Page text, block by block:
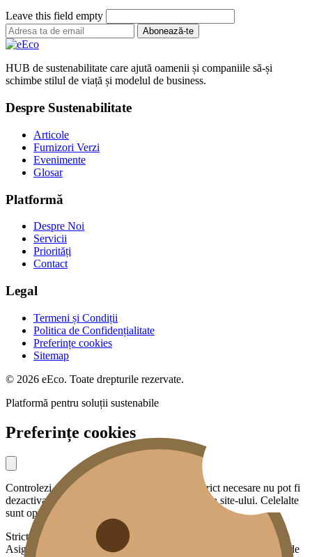
Leave this field empty
Abonează-te
HUB de sustenabilitate care ajută oamenii și companiile să-și
schimbe stilul de viață și modelul de business.
Despre Sustenabilitate
Articole
Furnizori Verzi
Evenimente
Glosar
Platformă
Despre Noi
Servicii
Priorități
Contact
Legal
Termeni și Condiții
Politica de Confidențialitate
Preferințe cookies
Sitemap
© 2026 eEco. Toate drepturile rezervate.
Platformă pentru soluții sustenabile
Preferințe cookies
Controlezi ce date partajezi cu noi. Cookies strict necesare nu pot fi
dezactivate — sunt esențiale pentru funcționarea site-ului. Celelalte
sunt opționale.
Strict necesare
Asigură funcționalități de bază: securitate, sesiunea ta, preferința de